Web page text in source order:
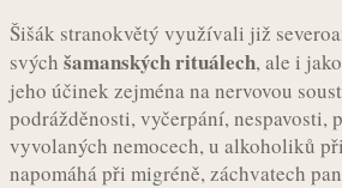
Šišák stranokvětý využívali již
svých šamanských rituálech, ale i
jeho účinek zejména na nervovou
podrážděnosti, vyčerpání, nespavosti,
vyvolaných nemocech, u alkoholiků
napomáhá při migréně, záchvatech